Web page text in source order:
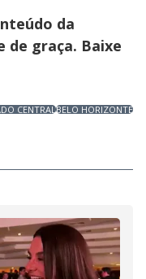
da
de graça. Baixe
CENTRALBELO HORIZONTE